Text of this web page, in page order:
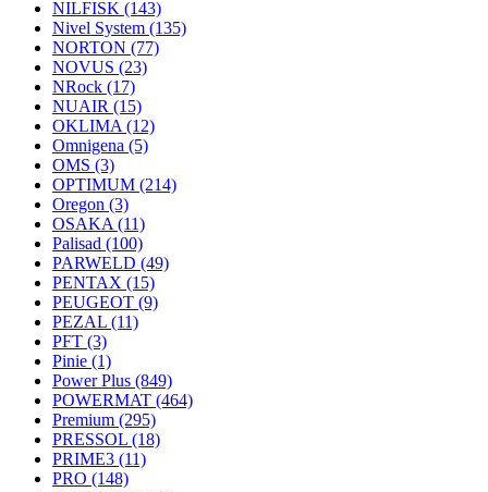
NILFISK (143)
Nivel System (135)
NORTON (77)
NOVUS (23)
NRock (17)
NUAIR (15)
OKLIMA (12)
Omnigena (5)
OMS (3)
OPTIMUM (214)
Oregon (3)
OSAKA (11)
Palisad (100)
PARWELD (49)
PENTAX (15)
PEUGEOT (9)
PEZAL (11)
PFT (3)
Pinie (1)
Power Plus (849)
POWERMAT (464)
Premium (295)
PRESSOL (18)
PRIME3 (11)
PRO (148)